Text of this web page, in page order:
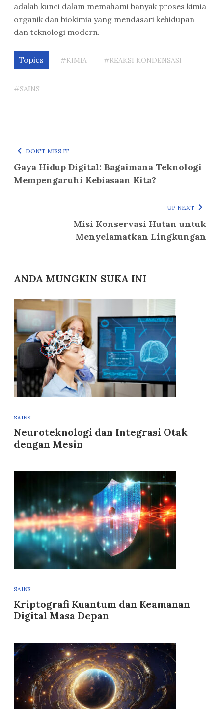
adalah kunci dalam memahami banyak proses kimia
organik dan biokimia yang mendasari kehidupan
dan teknologi modern.
Topics #KIMIA #REAKSI KONDENSASI
#SAINS
DON'T MISS IT
Gaya Hidup Digital: Bagaimana Teknologi
Mempengaruhi Kebiasaan Kita?
UP NEXT
Misi Konservasi Hutan untuk
Menyelamatkan Lingkungan
ANDA MUNGKIN SUKA INI
SAINS
Neuroteknologi dan Integrasi Otak
dengan Mesin
SAINS
Kriptografi Kuantum dan Keamanan
Digital Masa Depan